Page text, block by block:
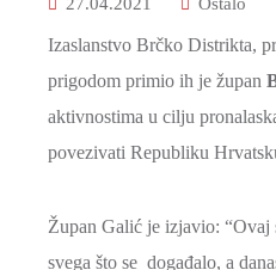
Izaslanstvo Brčko Distrikta,
prigodom primio ih je župan
aktivnostima u cilju
povezivati Republiku
Župan Galić je izjavio: “Ovaj
svega što se događalo, a